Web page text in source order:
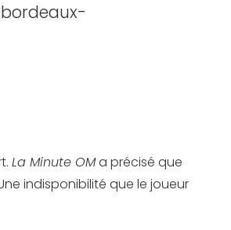
La Minute OMa précisé que
indisponibilité que le joueur